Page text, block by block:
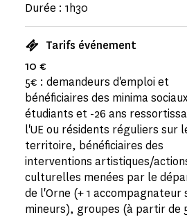
Durée : 1h30
Tarifs événement
10 €
5€ : demandeurs d'emploi et
bénéficiaires des minima
étudiants et -26 ans
l'UE ou résidents réguliers sur
territoire, bénéficiaires des
interventions artistiques/
culturelles menées par le
de l'Orne (+ 1 accompagnateur
mineurs), groupes (à partir de